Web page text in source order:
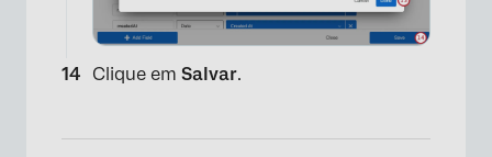
Clique em Salvar.